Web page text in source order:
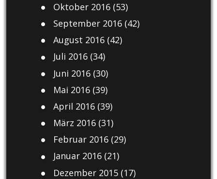
Oktober 2016(53)
September 2016(42)
August 2016(42)
Juli 2016(34)
Juni 2016(30)
Mai 2016(39)
April 2016(39)
März 2016(31)
Februar 2016(29)
Januar 2016(21)
Dezember 2015(17)